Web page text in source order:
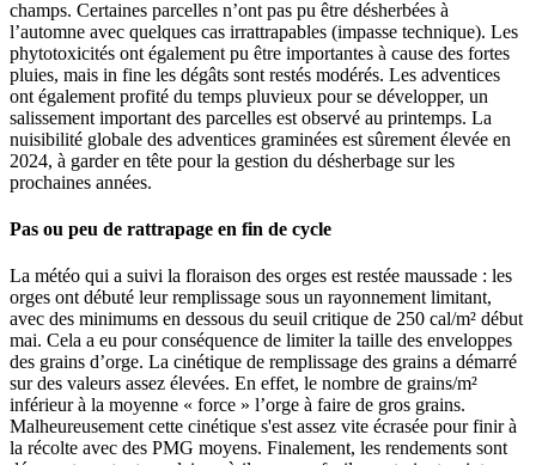
champs. Certaines parcelles n’ont pas pu être désherbées à
l’automne avec quelques cas irrattrapables (impasse technique). Les
phytotoxicités ont également pu être importantes à cause des fortes
pluies, mais in fine les dégâts sont restés modérés. Les adventices
ont également profité du temps pluvieux pour se développer, un
salissement important des parcelles est observé au printemps. La
nuisibilité globale des adventices graminées est sûrement élevée en
2024, à garder en tête pour la gestion du désherbage sur les
prochaines années.
Pas ou peu de rattrapage en fin de cycle
La météo qui a suivi la floraison des orges est restée maussade : les
orges ont débuté leur remplissage sous un rayonnement limitant,
avec des minimums en dessous du seuil critique de 250 cal/m² début
mai. Cela a eu pour conséquence de limiter la taille des enveloppes
des grains d’orge. La cinétique de remplissage des grains a démarré
sur des valeurs assez élevées. En effet, le nombre de grains/m²
inférieur à la moyenne « force » l’orge à faire de gros grains.
Malheureusement cette cinétique s'est assez vite écrasée pour finir à
la récolte avec des PMG moyens. Finalement, les rendements sont